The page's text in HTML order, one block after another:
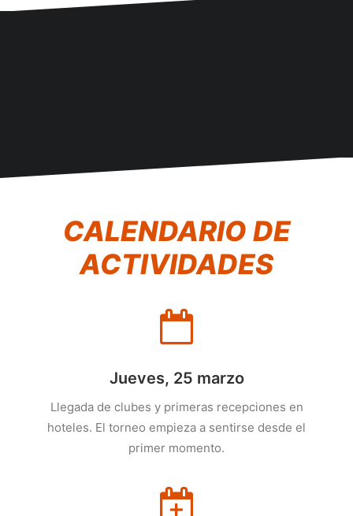
CALENDARIO DE
ACTIVIDADES
Jueves, 25 marzo
Llegada de clubes y primeras recepciones en
hoteles. El torneo empieza a sentirse desde el
primer momento.